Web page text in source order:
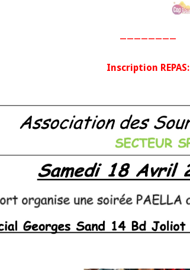
————————
Inscription REPAS: